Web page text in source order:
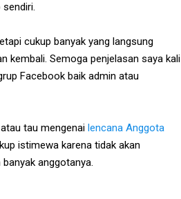
cukup banyak yang langsung
kembali. Semoga penjelasan saya kali
Facebook baik admin atau
tau mengenai lencana Anggota
istimewa karena tidak akan
anggotanya.